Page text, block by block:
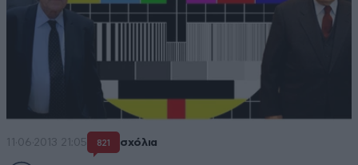
11·06·2013 21:05 821 σχόλια